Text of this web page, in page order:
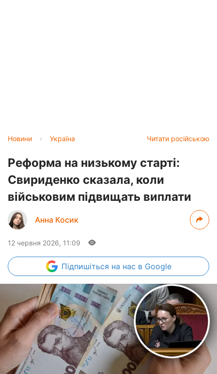
Читати російською
Новини › Україна
Реформа на низькому старті:
Свириденко сказала, коли
військовим підвищать виплати
Анна Косик
12 червня 2026, 11:09
Підпишіться на нас в Google